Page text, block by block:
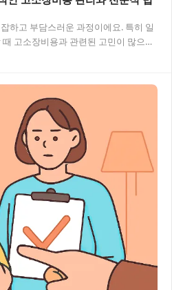
하고 부담스러운 과정이에요. 특히 일
고소장비용과 관련된 고민이 많으실
변호사의 도움…